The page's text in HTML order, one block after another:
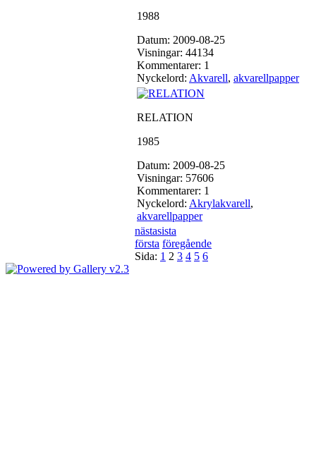
1988
Datum: 2009-08-25
Visningar: 44134
Kommentarer: 1
Nyckelord: Akvarell, akvarellpapper
RELATION
1985
Datum: 2009-08-25
Visningar: 57606
Kommentarer: 1
Nyckelord: Akrylakvarell,
akvarellpapper
nästasista
första föregående
Sida: 1 2 3 4 5 6